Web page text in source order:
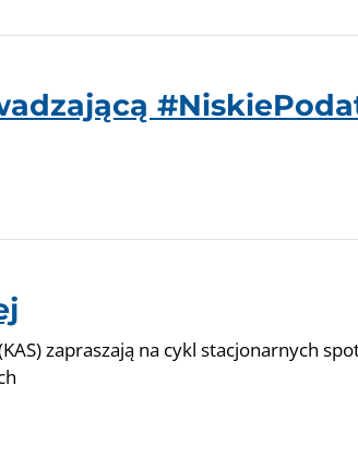
zapraszają na cykl stacjonarnych